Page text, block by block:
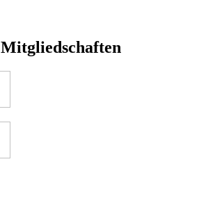
Mitgliedschaften